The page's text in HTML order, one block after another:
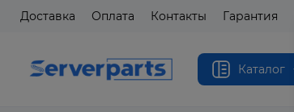
Доставка Оплата Контакты Гарантия
Каталог